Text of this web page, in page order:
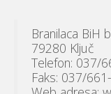
Branilaca BiH
79280 Ključ
Telefon: 037/
Faks: 037/